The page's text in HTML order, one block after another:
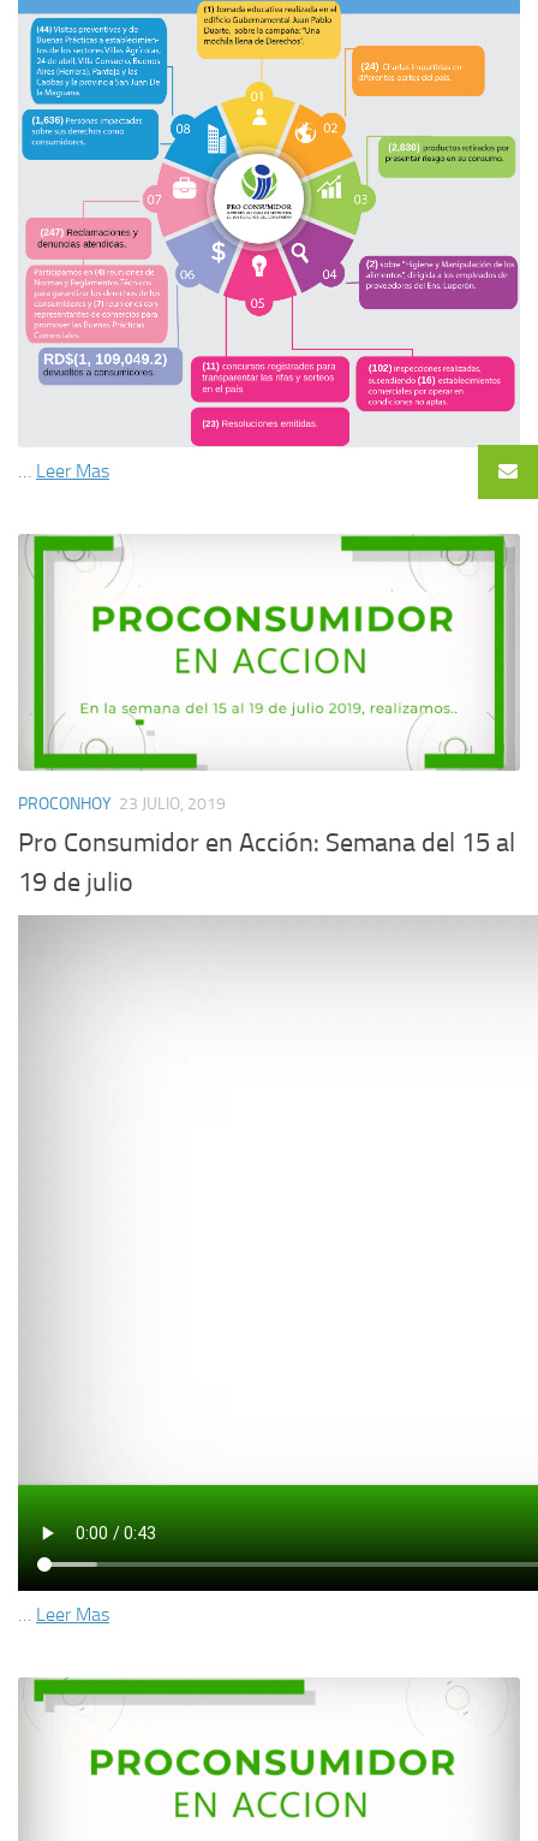
… Leer Mas
PROCONHOY 23 JULIO, 2019
Pro Consumidor en Acción: Semana del 15 al
19 de julio
… Leer Mas